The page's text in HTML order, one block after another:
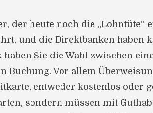
der heute noch die „Lohntüte“
und die Direktbanken haben
Sie die Wahl zwischen
Buchung. Vor allem
entweder kostenlos oder
sondern müssen mit